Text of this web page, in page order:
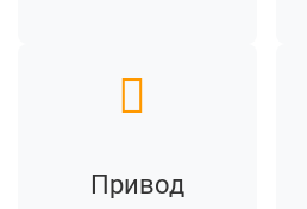
Привод